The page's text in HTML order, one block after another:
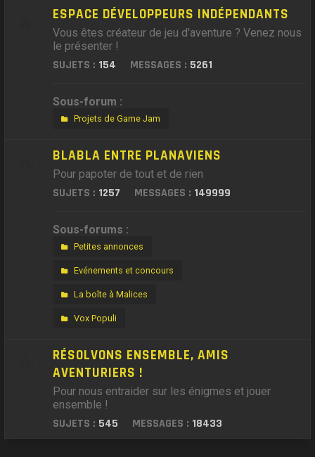
ESPACE DÉVELOPPEURS INDÉPENDANTS
Vous êtes créateur de jeu d'aventure ? Venez nous
le présenter !
SUJETS : 154 MESSAGES : 5261
Sous-forum :
Projets de Game Jam
BLABLA ENTRE PLANAVIENS
Pour papoter de tout et de rien
SUJETS : 1257 MESSAGES : 149999
Sous-forums :
Petites annonces
Evénements et concours
La boîte à Malices
Vox Populi
RÉSOLVONS ENSEMBLE, AMIS
AVENTURIERS !
Pour nous entraider sur les énigmes et jouer
ensemble !
SUJETS : 545 MESSAGES : 18433